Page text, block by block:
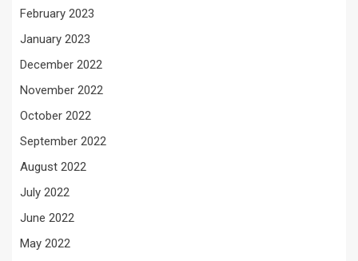
February 2023
January 2023
December 2022
November 2022
October 2022
September 2022
August 2022
July 2022
June 2022
May 2022